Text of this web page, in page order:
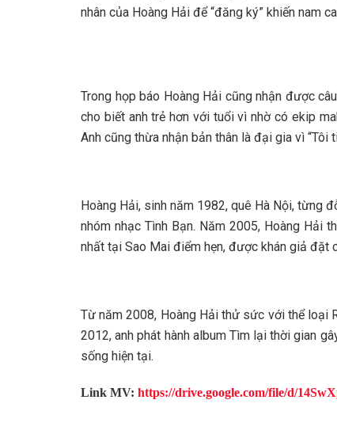
nhân của Hoàng Hải để “đăng ký” khiến nam
Trong họp báo Hoàng Hải cũng nhận được
cho biết anh trẻ hơn với tuổi vì nhờ có ekip
Anh cũng thừa nhận bản thân là đại gia vì “Tôi
Hoàng Hải, sinh năm 1982, quê Hà Nội, từng
nhóm nhạc Tình Bạn. Năm 2005, Hoàng Hải
nhất tại Sao Mai điểm hẹn, được khán giả đặt
Từ năm 2008, Hoàng Hải thử sức với thể loại
2012, anh phát hành album Tìm lại thời gian
sống hiện tại.
Link MV: https://drive.google.com/file/d/